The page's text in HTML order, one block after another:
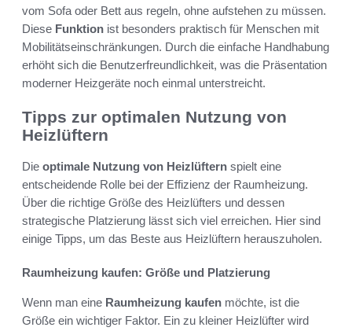
vom Sofa oder Bett aus regeln, ohne aufstehen zu müssen.
Diese Funktion ist besonders praktisch für Menschen mit
Mobilitätseinschränkungen. Durch die einfache Handhabung
erhöht sich die Benutzerfreundlichkeit, was die Präsentation
moderner Heizgeräte noch einmal unterstreicht.
Tipps zur optimalen Nutzung von
Heizlüftern
Die optimale Nutzung von Heizlüftern spielt eine
entscheidende Rolle bei der Effizienz der Raumheizung.
Über die richtige Größe des Heizlüfters und dessen
strategische Platzierung lässt sich viel erreichen. Hier sind
einige Tipps, um das Beste aus Heizlüftern herauszuholen.
Raumheizung kaufen: Größe und Platzierung
Wenn man eine Raumheizung kaufen möchte, ist die
Größe ein wichtiger Faktor. Ein zu kleiner Heizlüfter wird